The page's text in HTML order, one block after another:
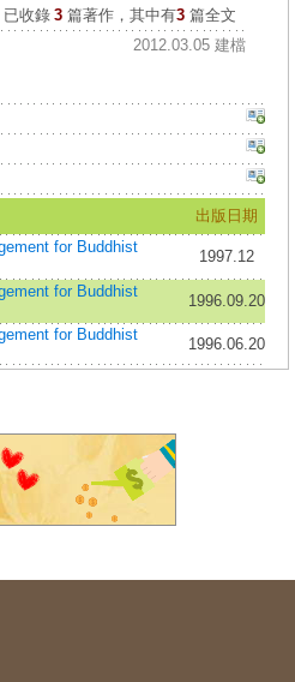
已收錄 3 篇著作，其中有3篇全文
2012.03.05 建檔
出版日期
for Buddhist
1997.12
for Buddhist
1996.09.20
for Buddhist
1996.06.20